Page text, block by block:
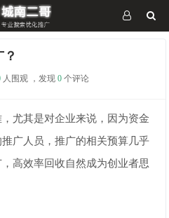
人围观 ，发现 0 个评论
尤其是对企业来说，因为资金
广人员，推广的相关预算几乎
高效率回收自然成为创业者思